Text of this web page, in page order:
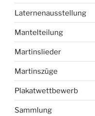
Laternenausstellung
Mantelteilung
Martinslieder
Martinszüge
Plakatwettbewerb
Sammlung